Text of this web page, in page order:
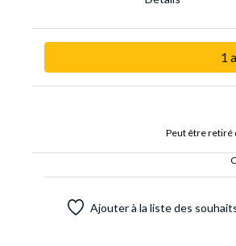
1
Peut être retiré
Ajouter à la liste des